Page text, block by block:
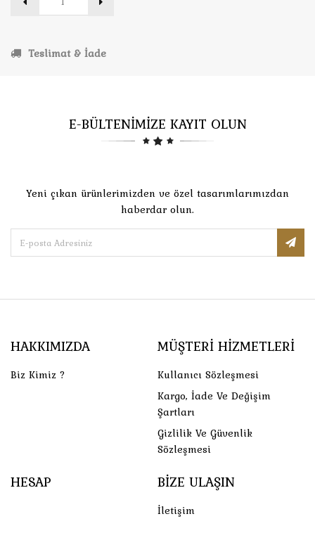
Teslimat & İade
E-BÜLTENİMİZE KAYIT OLUN
Yeni çıkan ürünlerimizden ve özel tasarımlarımızdan
haberdar olun.
HAKKIMIZDA
Biz Kimiz ?
MÜŞTERI HIZMETLERI
Kullanıcı Sözleşmesi
Kargo, İade Ve Değişim
Şartları
Gizlilik Ve Güvenlik
Sözleşmesi
HESAP BIZE ULAŞIN
İletişim